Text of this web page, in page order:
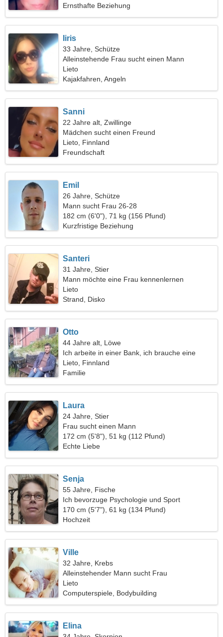
Ernsthafte Beziehung
Iiris
33 Jahre, Schütze
Alleinstehende Frau sucht einen Mann
Lieto
Kajakfahren, Angeln
Sanni
22 Jahre alt, Zwillinge
Mädchen sucht einen Freund
Lieto, Finnland
Freundschaft
Emil
26 Jahre, Schütze
Mann sucht Frau 26-28
182 cm (6'0"), 71 kg (156 Pfund)
Kurzfristige Beziehung
Santeri
31 Jahre, Stier
Mann möchte eine Frau kennenlernen
Lieto
Strand, Disko
Otto
44 Jahre alt, Löwe
Ich arbeite in einer Bank, ich brauche eine
liebevolle Frau
Lieto, Finnland
Familie
Laura
24 Jahre, Stier
Frau sucht einen Mann
172 cm (5'8"), 51 kg (112 Pfund)
Echte Liebe
Senja
55 Jahre, Fische
Ich bevorzuge Psychologie und Sport
170 cm (5'7"), 61 kg (134 Pfund)
Hochzeit
Ville
32 Jahre, Krebs
Alleinstehender Mann sucht Frau
Lieto
Computerspiele, Bodybuilding
Elina